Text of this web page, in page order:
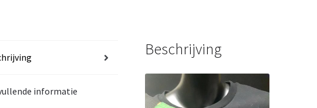
informatie
Beschrijving